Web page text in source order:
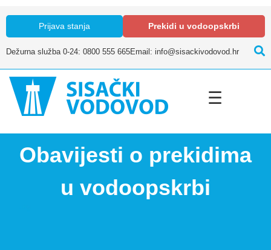
Prijava stanja Prekidi u vodoopskrbi
Dežurna služba 0-24: 0800 555 665Email: info@sisackivodovod.hr
☰
Obavijesti o prekidima
u vodoopskrbi